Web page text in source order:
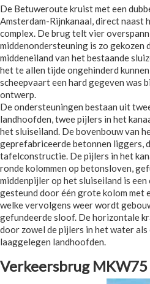
De Betuweroute kruist met een
Amsterdam-Rijnkanaal, direct naast
complex. De brug telt vier
middenondersteuning is zo gekozen
middeneiland van het bestaande
het te allen tijde ongehinderd
scheepvaart een hard gegeven was
ontwerp.
De ondersteuningen bestaan uit
landhoofden, twee pijlers in het
het sluiseiland. De bovenbouw van
geprefabriceerde betonnen liggers,
tafelconstructie. De pijlers in het
ronde kolommen op betonsloven,
middenpijler op het sluiseiland is
gesteund door één grote kolom met
welke vervolgens weer wordt
gefundeerde sloof. De horizontale
door zowel de pijlers in het water als
laaggelegen landhoofden.
Verkeersbrug MKW75